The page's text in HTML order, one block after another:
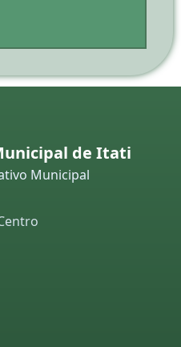
de Itati
Municipal